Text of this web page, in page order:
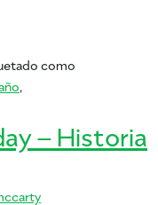
como
,
– Historia